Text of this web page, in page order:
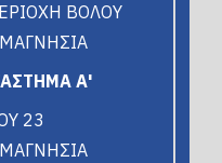
ΒΟΛΟΥ
Α'
23